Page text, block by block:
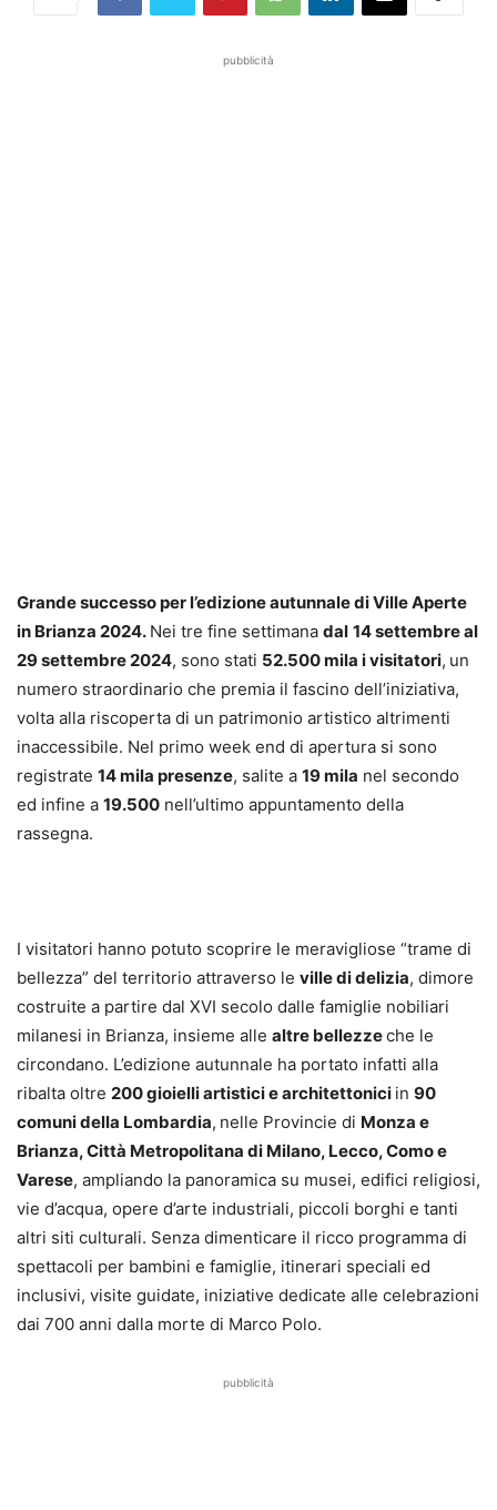
pubblicità
Grande successo per l’edizione autunnale di Ville Aperte
in Brianza 2024. Nei tre fine settimana dal 14 settembre al
29 settembre 2024, sono stati 52.500 mila i visitatori, un
numero straordinario che premia il fascino dell’iniziativa,
volta alla riscoperta di un patrimonio artistico altrimenti
inaccessibile. Nel primo week end di apertura si sono
registrate 14 mila presenze, salite a 19 mila nel secondo
ed infine a 19.500 nell’ultimo appuntamento della
rassegna.
I visitatori hanno potuto scoprire le meravigliose “trame di
bellezza” del territorio attraverso le ville di delizia, dimore
costruite a partire dal XVI secolo dalle famiglie nobiliari
milanesi in Brianza, insieme alle altre bellezzeche le
circondano. L’edizione autunnale ha portato infatti alla
ribalta oltre 200 gioielli artistici e architettonici in 90
comuni della Lombardia, nelle Provincie di Monza e
Brianza, Città Metropolitana di Milano, Lecco, Como e
Varese, ampliando la panoramica su musei, edifici religiosi,
vie d’acqua, opere d’arte industriali, piccoli borghi e tanti
altri siti culturali. Senza dimenticare il ricco programma di
spettacoli per bambini e famiglie, itinerari speciali ed
inclusivi, visite guidate, iniziative dedicate alle celebrazioni
dai 700 anni dalla morte di Marco Polo.
pubblicità